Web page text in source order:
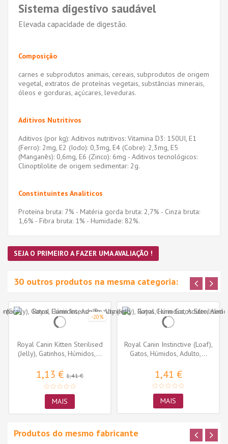
Sistema digestivo saudável
Elevada capacidade de digestão.
Composição
carnes e subprodutos animais, cereais, subprodutos de origem
vegetal, extratos de proteínas vegetais, substâncias minerais,
óleos e gorduras, açúcares, leveduras.
Aditivos Nutritivos
Aditivos (por kg): Aditivos nutritivos: Vitamina D3: 150UI, E1
(Ferro): 2mg, E2 (Iodo): 0,3mg, E4 (Cobre): 2,3mg, E5
(Manganês): 0,6mg, E6 (Zinco): 6mg - Aditivos tecnológicos:
Clinoptilolite de origem sedimentar: 2g.
Constintuintes Analíticos
Proteína bruta: 7% - Matéria gorda bruta: 2,7% - Cinza bruta:
1,6% - Fibra bruta: 1% - Humidade: 82%.
SEJA O PRIMEIRO A FAZER UMA AVALIAÇÃO !
30 outros produtos na mesma categoria:
-20%
Royal Canin Kitten Sterilised
(Jelly), Gatinhos, Húmidos,...
1,13 € 1,41 €
MAIS
Royal Canin Instinctive (Loaf),
Gatos, Húmidos, Adulto,...
1,41 €
MAIS
Produtos do mesmo fabricante